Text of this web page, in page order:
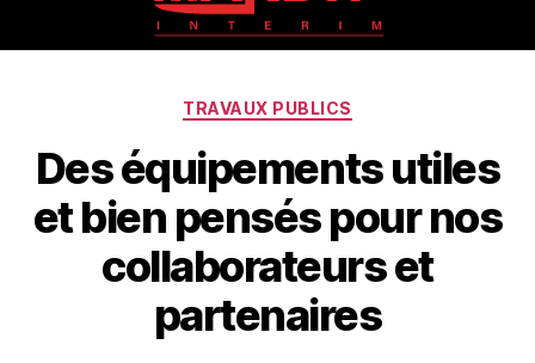
TRAVAUX PUBLICS
Des équipements utiles
et bien pensés pour nos
collaborateurs et
partenaires